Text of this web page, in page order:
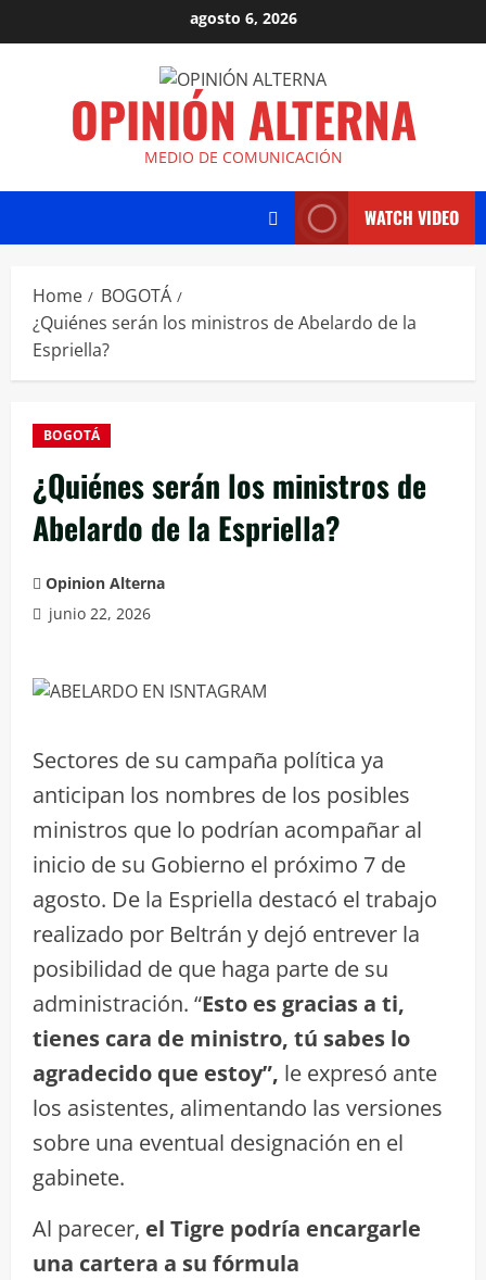
agosto 6, 2026
OPINIÓN ALTERNA
MEDIO DE COMUNICACIÓN
WATCH VIDEO
Home
BOGOTÁ
¿Quiénes serán los ministros de Abelardo de la
Espriella?
BOGOTÁ
¿Quiénes serán los ministros de
Abelardo de la Espriella?
Opinion Alterna
junio 22, 2026
Sectores de su campaña política ya
anticipan los nombres de los posibles
ministros que lo podrían acompañar al
inicio de su Gobierno el próximo 7 de
agosto. De la Espriella destacó el trabajo
realizado por Beltrán y dejó entrever la
posibilidad de que haga parte de su
administración. “Esto es gracias a ti,
tienes cara de ministro, tú sabes lo
agradecido que estoy”, le expresó ante
los asistentes, alimentando las versiones
sobre una eventual designación en el
gabinete.
Al parecer, el Tigre podría encargarle
una cartera a su fórmula